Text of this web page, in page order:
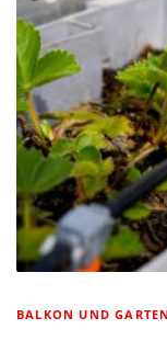
BALKON UND GARTEN